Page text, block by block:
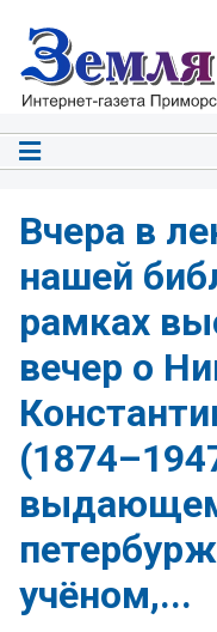
Вчера в
нашей
рамках
вечер о
учёном,...